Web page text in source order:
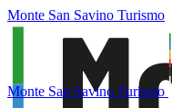
Monte San Savino Turismo
Monte San Savino Turismo